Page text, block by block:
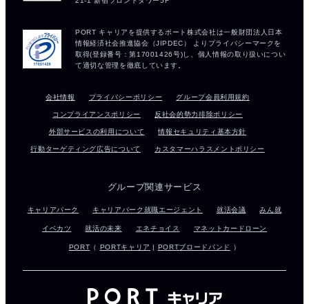
会社情報 プライバシーポリシー グループ会員利用規約
コンプライアンスポリシー 反社会的勢力排除ポリシー
外部サービスの利用について 情報セキュリティ基本方針
行動ターゲティング広告について カスタマーハラスメントポリシー